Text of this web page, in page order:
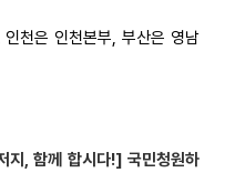
천은 인천본부, 부산은 영남
지, 함께 합시다!] 국민청원하